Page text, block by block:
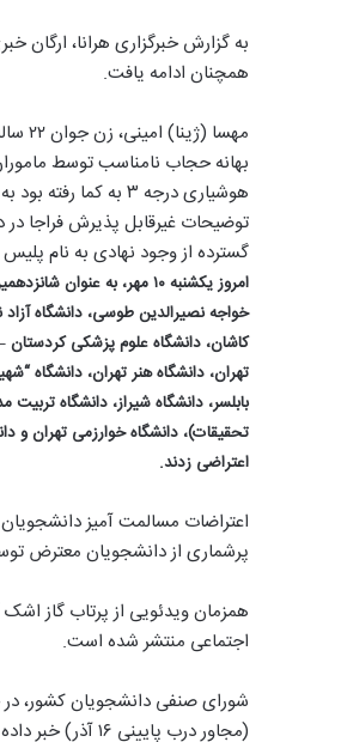
همچنان ادامه یافت.
بهانه حجاب نامناسب توسط
هوشیاری درجه ۳
توضیحات غیرقابل پذیرش فراجا در
گسترده از وجود نهادی به نام
امروز یکشنبه ۱۰ مهر، به
خواجه نصیرالدین طوسی، دانشگاه آزاد
کاشان، دانشگاه علوم‌ پزشکی کردستان
تهران، دانشگاه هنر تهران، دانشگاه
بابلسر، دانشگاه شیراز، دانشگاه
تحقیقات)، دانشگاه خوارزمی تهران و
اعتراضی زدند.
اعتراضات مسالمت آمیز
پرشماری از دانشجویان معترض
همزمان ویدئویی از پرتاب گاز
اجتماعی منتشر شده است.
شورای صنفی دانشجویان کشور،
(مجاور درب